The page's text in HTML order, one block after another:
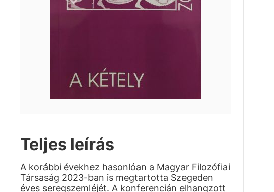
Teljes leírás
A korábbi évekhez hasonlóan a Magyar Filozófiai
Társaság 2023-ban is megtartotta Szegeden
éves seregszemléjét. A konferencián elhangzott